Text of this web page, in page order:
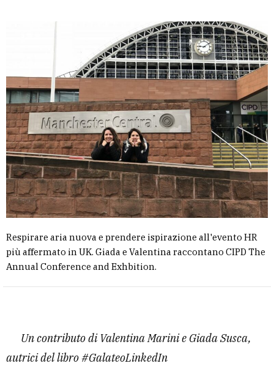
Respirare aria nuova e prendere ispirazione all'evento HR
più affermato in UK. Giada e Valentina raccontano CIPD The
Annual Conference and Exhbition.
Un contributo di Valentina Marini e Giada Susca,
autrici del libro #GalateoLinkedIn